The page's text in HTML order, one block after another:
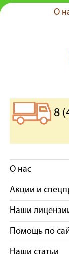
О
8
О нас
Акции и
Наши
Помощь по
Наши статьи